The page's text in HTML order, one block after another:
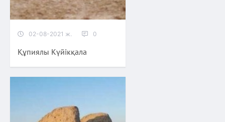
02-08-2021 ж. 0
Құпиялы Күйікқала